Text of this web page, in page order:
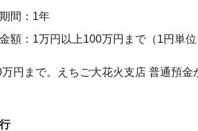
間：1年
額：1万円以上100万円まで（1円単位
円まで。えちご大花火支店 普通預金